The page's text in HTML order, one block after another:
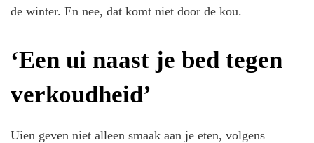
de winter. En nee, dat komt niet door de kou.
‘Een ui naast je bed tegen
verkoudheid’
Uien geven niet alleen smaak aan je eten, volgens